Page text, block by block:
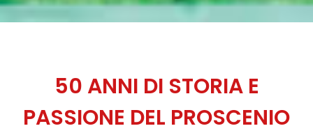
50 ANNI DI STORIA E
PASSIONE DEL PROSCENIO